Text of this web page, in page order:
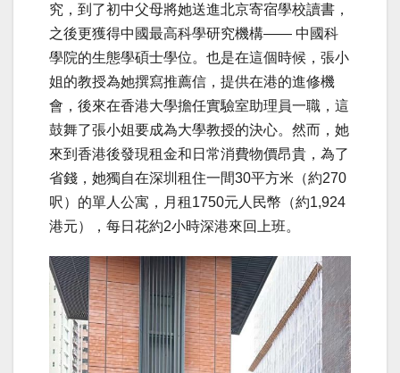
究 ， 到了初中父母將她送進北京寄宿學校讀書，
之後更獲得中國最高科學研究機構—— 中國科
學院的生態學碩士學位。也是在這個時候，張小
姐的教授為她撰寫推薦信，提供在港的進修機
會 ， 後來在香港大學擔任實驗室助理員一職，這
鼓舞了張小姐要成為大學教授的決心。然而 ，她
來到香港後發現租金和日常消費物價昂貴，為了
省錢，她獨自在深圳租住一間30平方米（約270
呎）的單人公寓，月租 1750元人民幣（約1,924
港元），每日花約2小時深港來回上班。